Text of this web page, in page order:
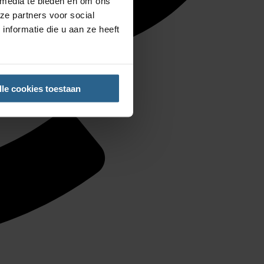
partners voor social
die u aan ze heeft
cookies toestaan